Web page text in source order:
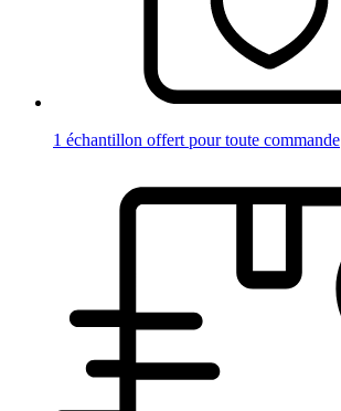
1 échantillon offert pour toute commande